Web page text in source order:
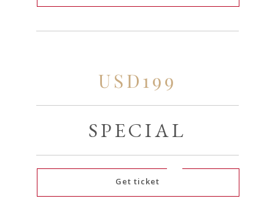
USD199
SPECIAL
Get ticket